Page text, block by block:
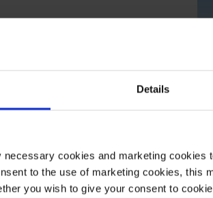
Details
cookies and marketing cookies
to the use of marketing cookies, this
you wish to give your consent to
VE